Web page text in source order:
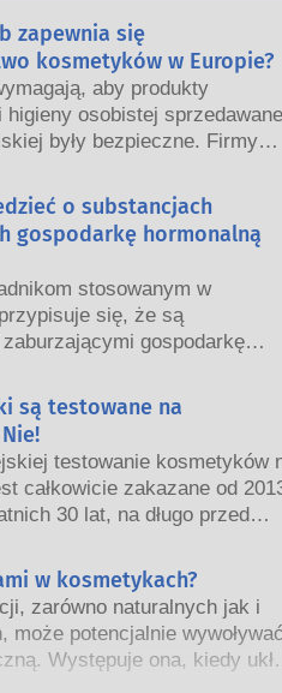
zapewnia się
kosmetyków w Europie?
aby produkty
higieny osobistej sprzedawane
były bezpieczne. Firmy
organy regulacyjne
odpowiedzialność za
produktów kosmetycznych.
o substancjach
gospodarkę hormonalną
stosowanym w
się, że są
gospodarkę
mogą naśladować
naszych hormonów.
coś może naśladować
to, że zakłóci prawidłowe
układu hormonalnego.
w tym te naturalne,
niewiele substancji jednak, a
o silnym działaniu, ma
powodujące zaburzenia
oceny bezpieczeństwa
przez
ekspertów naukowych, do
są testowane na
testowanie kosmetyków
całkowicie zakazane od
30 lat, na długo przed
zakazu, przemysł
w badania i rozwój,
pionierskie alternatywy dla
w celu oceny
składników i produktów
w kosmetykach?
zarówno naturalnych jak i
może potencjalnie wywoływać
Występuje ona, kiedy
danej osoby zareaguje na